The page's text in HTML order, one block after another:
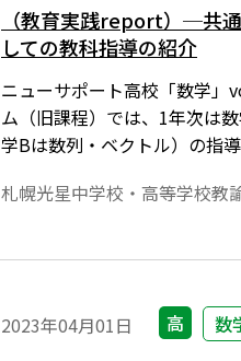
（教育実践report）─共
しての教科指導の紹介
ニューサポート高校「数学」
ム（旧課程）では、1年次は
学Bは数列・ベクトル）の指
札幌光星中学校・高等学校
2023年04月01日 高 数